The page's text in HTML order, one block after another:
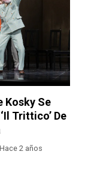
Kosky Se
Trittico’ De
Hace 2 años